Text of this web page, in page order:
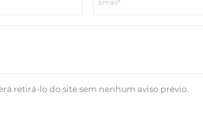
Email*
retirá-lo do site sem nenhum aviso prévio.